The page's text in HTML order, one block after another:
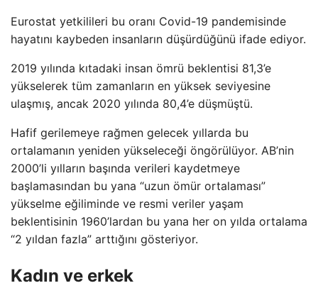
Eurostat yetkilileri bu oranı Covid-19 pandemisinde
hayatını kaybeden insanların düşürdüğünü ifade ediyor.
2019 yılında kıtadaki insan ömrü beklentisi 81,3’e
yükselerek tüm zamanların en yüksek seviyesine
ulaşmış, ancak 2020 yılında 80,4’e düşmüştü.
Hafif gerilemeye rağmen gelecek yıllarda bu
ortalamanın yeniden yükseleceği öngörülüyor. AB’nin
2000’li yılların başında verileri kaydetmeye
başlamasından bu yana “uzun ömür ortalaması”
yükselme eğiliminde ve resmi veriler yaşam
beklentisinin 1960’lardan bu yana her on yılda ortalama
“2 yıldan fazla” arttığını gösteriyor.
Kadın ve erkek